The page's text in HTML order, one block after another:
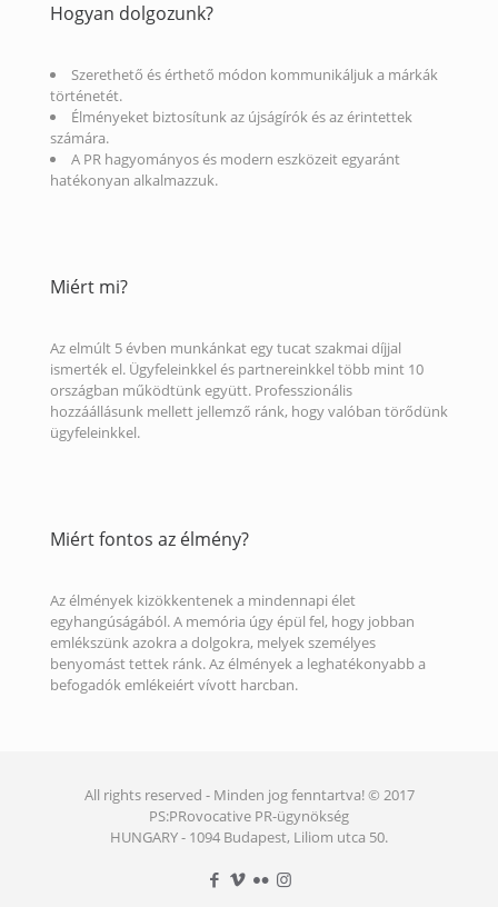
Hogyan dolgozunk?
Szerethető és érthető módon kommunikáljuk a márkák
történetét.
Élményeket biztosítunk az újságírók és az érintettek
számára.
A PR hagyományos és modern eszközeit egyaránt
hatékonyan alkalmazzuk.
Miért mi?
Az elmúlt 5 évben munkánkat egy tucat szakmai díjjal
ismerték el. Ügyfeleinkkel és partnereinkkel több mint 10
országban működtünk együtt. Professzionális
hozzáállásunk mellett jellemző ránk, hogy valóban törődünk
ügyfeleinkkel.
Miért fontos az élmény?
Az élmények kizökkentenek a mindennapi élet
egyhangúságából. A memória úgy épül fel, hogy jobban
emlékszünk azokra a dolgokra, melyek személyes
benyomást tettek ránk. Az élmények a leghatékonyabb a
befogadók emlékeiért vívott harcban.
All rights reserved - Minden jog fenntartva! © 2017
PS:PRovocative PR-ügynökség
HUNGARY - 1094 Budapest, Liliom utca 50.